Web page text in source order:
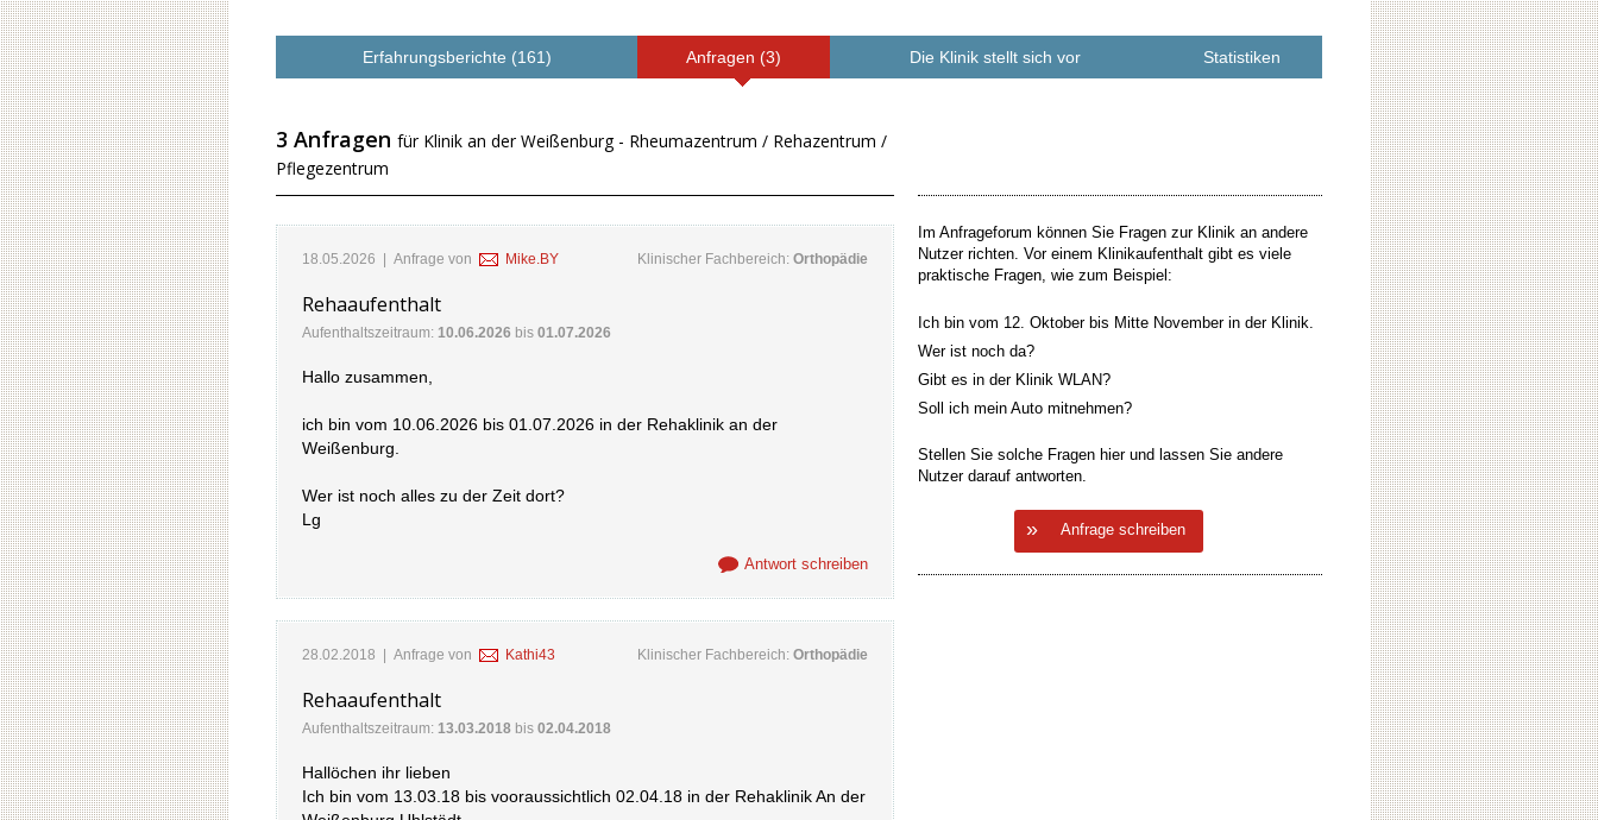
Erfahrungsberichte (161) Anfragen (3) Die Klinik stellt sich vor Statistiken
3 Anfragen für Klinik an der Weißenburg - Rheumazentrum / Rehazentrum /
Pflegezentrum
Klinischer Fachbereich: Orthopädie
18.05.2026 | Anfrage von Mike.BY
Rehaaufenthalt
Aufenthaltszeitraum: 10.06.2026 bis 01.07.2026
Hallo zusammen,
ich bin vom 10.06.2026 bis 01.07.2026 in der Rehaklinik an der
Weißenburg.
Wer ist noch alles zu der Zeit dort?
Lg
Antwort schreiben
Klinischer Fachbereich: Orthopädie
28.02.2018 | Anfrage von Kathi43
Rehaaufenthalt
Aufenthaltszeitraum: 13.03.2018 bis 02.04.2018
Hallöchen ihr lieben
Ich bin vom 13.03.18 bis vooraussichtlich 02.04.18 in der Rehaklinik An der
Im Anfrageforum können Sie Fragen zur Klinik an andere
Nutzer richten. Vor einem Klinikaufenthalt gibt es viele
praktische Fragen, wie zum Beispiel:
Ich bin vom 12. Oktober bis Mitte November in der Klinik.
Wer ist noch da?
Gibt es in der Klinik WLAN?
Soll ich mein Auto mitnehmen?
Stellen Sie solche Fragen hier und lassen Sie andere
Nutzer darauf antworten.
Anfrage schreiben